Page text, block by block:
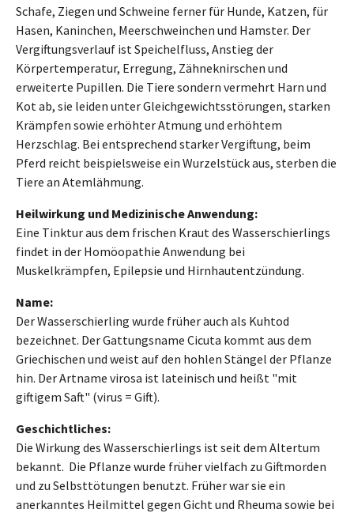
Schafe, Ziegen und Schweine ferner für Hunde, Katzen, für
Hasen, Kaninchen, Meerschweinchen und Hamster. Der
Vergiftungsverlauf ist Speichelfluss, Anstieg der
Körpertemperatur, Erregung, Zähneknirschen und
erweiterte Pupillen. Die Tiere sondern vermehrt Harn und
Kot ab, sie leiden unter Gleichgewichtsstörungen, starken
Krämpfen sowie erhöhter Atmung und erhöhtem
Herzschlag. Bei entsprechend starker Vergiftung, beim
Pferd reicht beispielsweise ein Wurzelstück aus, sterben die
Tiere an Atemlähmung.
Heilwirkung und Medizinische Anwendung:
Eine Tinktur aus dem frischen Kraut des Wasserschierlings
findet in der Homöopathie Anwendung bei
Muskelkrämpfen, Epilepsie und Hirnhautentzündung.
Name:
Der Wasserschierling wurde früher auch als Kuhtod
bezeichnet. Der Gattungsname Cicuta kommt aus dem
Griechischen und weist auf den hohlen Stängel der Pflanze
hin. Der Artname virosa ist lateinisch und heißt "mit
giftigem Saft" (virus = Gift).
Geschichtliches:
Die Wirkung des Wasserschierlings ist seit dem Altertum
bekannt. Die Pflanze wurde früher vielfach zu Giftmorden
und zu Selbsttötungen benutzt. Früher war sie ein
anerkanntes Heilmittel gegen Gicht und Rheuma sowie bei